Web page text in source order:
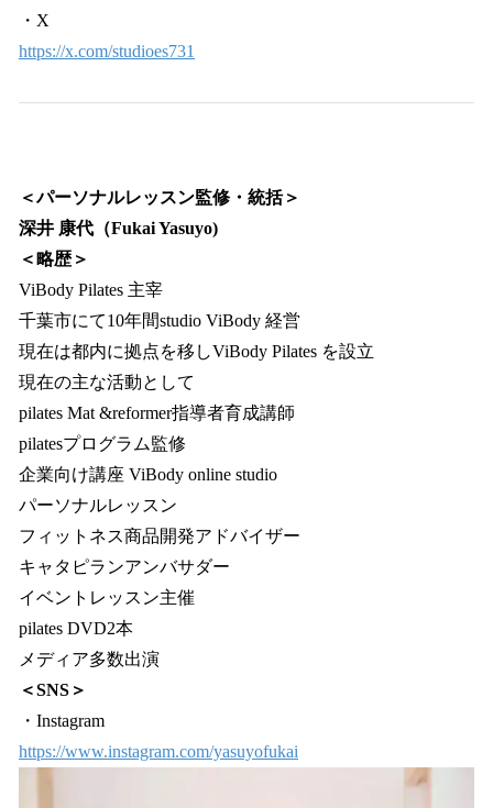
・X
https://x.com/studioes731
＜パーソナルレッスン監修・統括＞
深井 康代（Fukai Yasuyo)
＜略歴＞
ViBody Pilates 主宰
千葉市にて10年間studio ViBody 経営
現在は都内に拠点を移しViBody Pilates を設立
現在の主な活動として
pilates Mat &reformer指導者育成講師
pilatesプログラム監修
企業向け講座 ViBody online studio
パーソナルレッスン
フィットネス商品開発アドバイザー
キャタピランアンバサダー
イベントレッスン主催
pilates DVD2本
メディア多数出演
＜SNS＞
・Instagram
https://www.instagram.com/yasuyofukai